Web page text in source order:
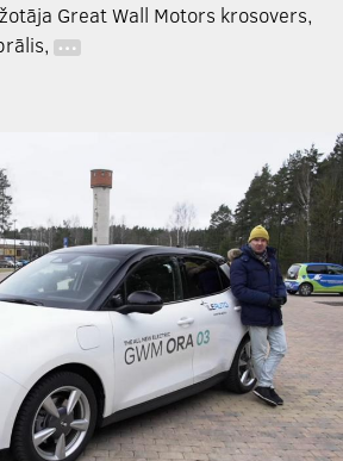
Great Wall Motors krosovers,
…